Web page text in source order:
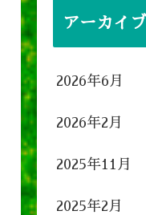
アーカイブ
2026年6月
2026年2月
2025年11月
2025年2月